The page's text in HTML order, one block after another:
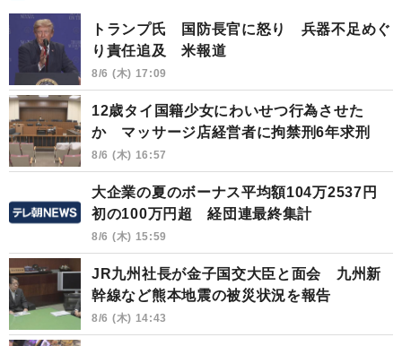
トランプ氏 国防長官に怒り 兵器不足めぐ
り責任追及 米報道
8/6 (木) 17:09
12歳タイ国籍少女にわいせつ行為させた
か マッサージ店経営者に拘禁刑6年求刑
8/6 (木) 16:57
大企業の夏のボーナス平均額104万2537円
初の100万円超 経団連最終集計
8/6 (木) 15:59
JR九州社長が金子国交大臣と面会 九州新
幹線など熊本地震の被災状況を報告
8/6 (木) 14:43